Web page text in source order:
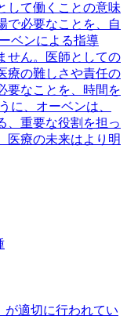
して働くことの意味
で必要なことを、自
ベンによる指導
せん。医師としての
療の難しさや責任の
要なことを、時間を
に、オーベンは、
、重要な役割を担っ
医療の未来はより明
が適切に行われてい